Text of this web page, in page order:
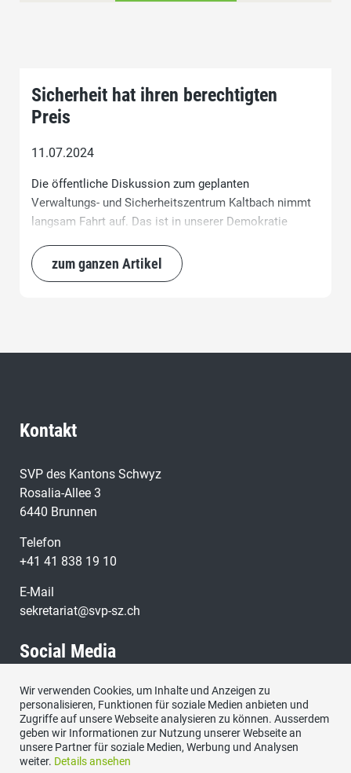
Sicherheit hat ihren berechtigten
Preis
11.07.2024
Die öffentliche Diskussion zum geplanten
Verwaltungs- und Sicherheitszentrum Kaltbach nimmt
langsam Fahrt auf. Das ist in unserer Demokratie
dass man als Stimmbürger versucht, sich ein
möglichst umfassendes Bild zu machen.
zum ganzen Artikel
Kontakt
SVP des Kantons Schwyz
Rosalia-Allee 3
6440 Brunnen
Telefon
+41 41 838 19 10
E-Mail
sekretariat@svp-sz.ch
Social Media
Besuchen Sie uns bei:
Wir verwenden Cookies, um Inhalte und Anzeigen zu
personalisieren, Funktionen für soziale Medien anbieten und
Zugriffe auf unsere Webseite analysieren zu können. Ausserdem
geben wir Informationen zur Nutzung unserer Webseite an
unsere Partner für soziale Medien, Werbung und Analysen
weiter. Details ansehen